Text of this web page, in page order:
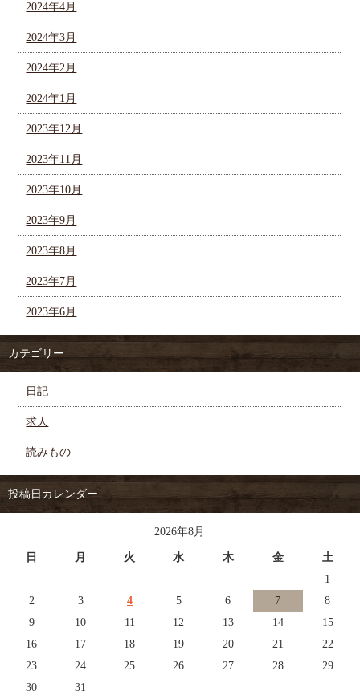
2024年4月
2024年3月
2024年2月
2024年1月
2023年12月
2023年11月
2023年10月
2023年9月
2023年8月
2023年7月
2023年6月
カテゴリー
日記
求人
読みもの
投稿日カレンダー
2026年8月
日 月 火 水 木 金
土
1
2
3 4 5 6 7
8
9
10 11 12 13 14
15
16
17 18 19 20 21
22
23
24 25 26 27 28
29
30
31